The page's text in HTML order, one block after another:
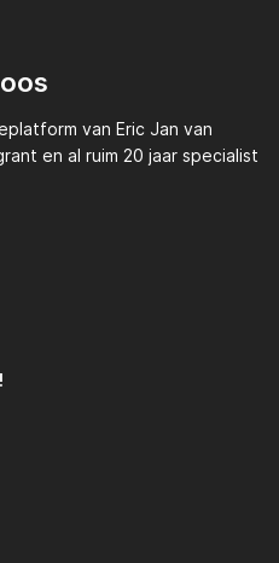
van Eric Jan van
en al ruim 20 jaar specialist